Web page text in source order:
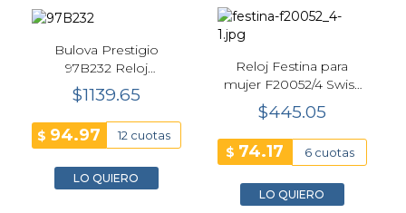
Bulova Prestigio
97B232 Reloj
Cronógrafo Dorado
para Hombre
$1139.65
$ 94.97 12 cuotas
LO QUIERO
Reloj Festina para
mujer F20052/4 Swiss
Rivé - Verde
$445.05
$ 74.17 6 cuotas
LO QUIERO